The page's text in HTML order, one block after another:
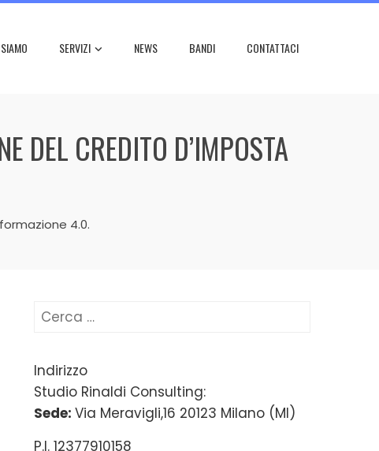
SERVIZI NEWS BANDI CONTATTACI
DEL CREDITO D’IMPOSTA
4.0.
Ricerca
Indirizzo
Studio Rinaldi Consulting:
Sede: Via Meravigli,16 20123 Milano (MI)
P.I. 12377910158